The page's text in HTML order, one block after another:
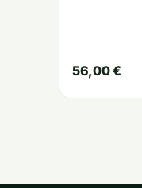
56,00 €